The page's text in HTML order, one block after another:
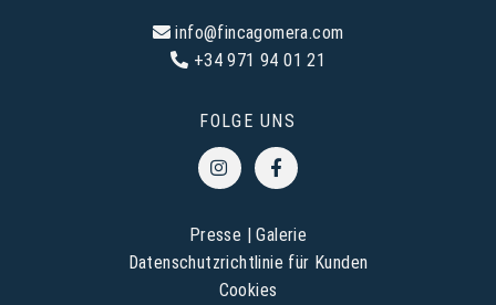
info@fincagomera.com
+34 971 94 01 21
FOLGE UNS
Presse |Galerie
Datenschutzrichtlinie für Kunden
Cookies